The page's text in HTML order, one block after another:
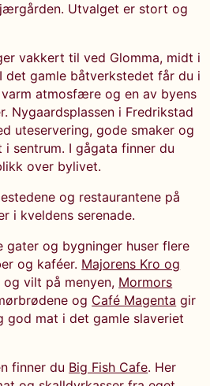
Utvalget er stort og
vakkert til ved Glomma, midt i
det gamle båtverkstedet får du i
atmosfære og en av byens
Nygaardsplassen i Fredrikstad
uteservering, gode smaker og
sentrum. I gågata finner du
over bylivet.
og restaurantene på
i kveldens serenade.
gater og bygninger huser flere
og kaféer. Majorens Kro og
vilt på menyen, Mormors
og Café Magenta gir
god mat i det gamle slaveriet
finner du Big Fish Cafe. Her